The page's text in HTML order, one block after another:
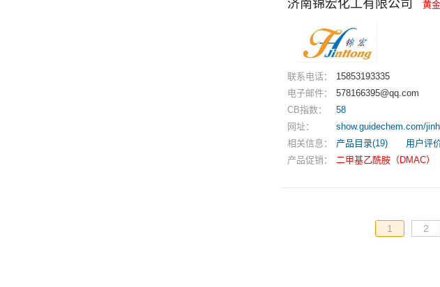
济南锦宏化工有限公司 黄
联系电话：
15853193335
电子邮件：
578166395@qq.com
CB指数：
58
网址：
show.guidechem.com/
相关信息：
产品目录(19)
用户评
产品促销：
二甲基乙酰胺（DMAC）
1 2